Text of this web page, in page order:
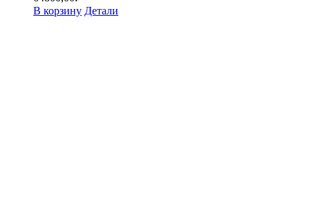
В корзину Детали